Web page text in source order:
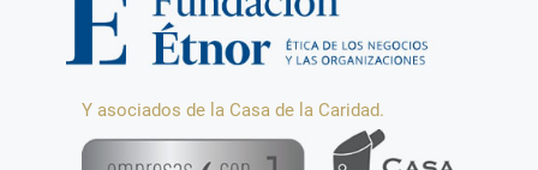
Y asociados de la Casa de la Caridad.